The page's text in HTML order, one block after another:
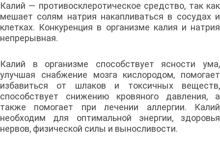
Калий — противосклеротическое средство, так как
мешает солям натрия накапливаться в сосудах и
клетках. Конкуренция в организме калия и натрия
непрерывная.
Калий в организме способствует ясности ума,
улучшая снабжение мозга кислородом, помогает
избавиться от шлаков и токсичных веществ,
способствует снижению кровяного давления, а
также помогает при лечении аллергии. Калий
необходим для оптимальной энергии, здоровья
нервов, физической силы и выносливости.